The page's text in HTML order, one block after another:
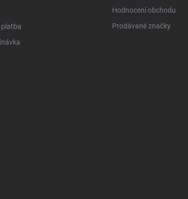
platba
Hodnocení obchodu
Prodávané značky